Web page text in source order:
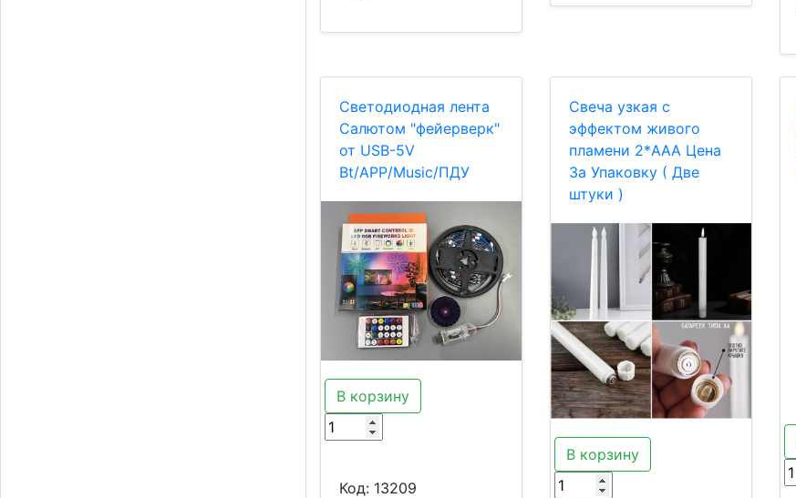
Светодиодная лента
Салютом "фейерверк"
от USB-5V
Bt/APP/Music/ПДУ
В корзину
Код: 13209
Свеча узкая с
эффектом живого
пламени 2*AAA Цена
За Упаковку ( Две
штуки )
В корзину